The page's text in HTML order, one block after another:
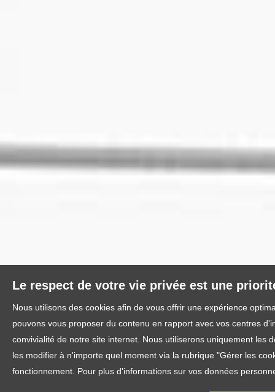
Le respect de votre vie privée est une
Nous utilisons des cookies afin de vous offrir une expérience
pouvons vous proposer du contenu en rapport avec vos centres
convivialité de notre site internet. Nous utiliserons uniquement les
les modifier à n'importe quel moment via la rubrique "Gérer les
fonctionnement. Pour plus d'informations sur vos données